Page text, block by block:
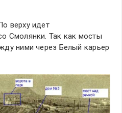
верху идет
Смолянки. Так как мосты
ними через Белый карьер